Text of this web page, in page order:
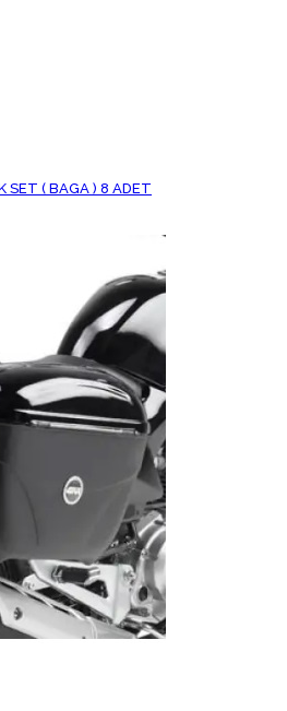
SET ( BAGA ) 8 ADET